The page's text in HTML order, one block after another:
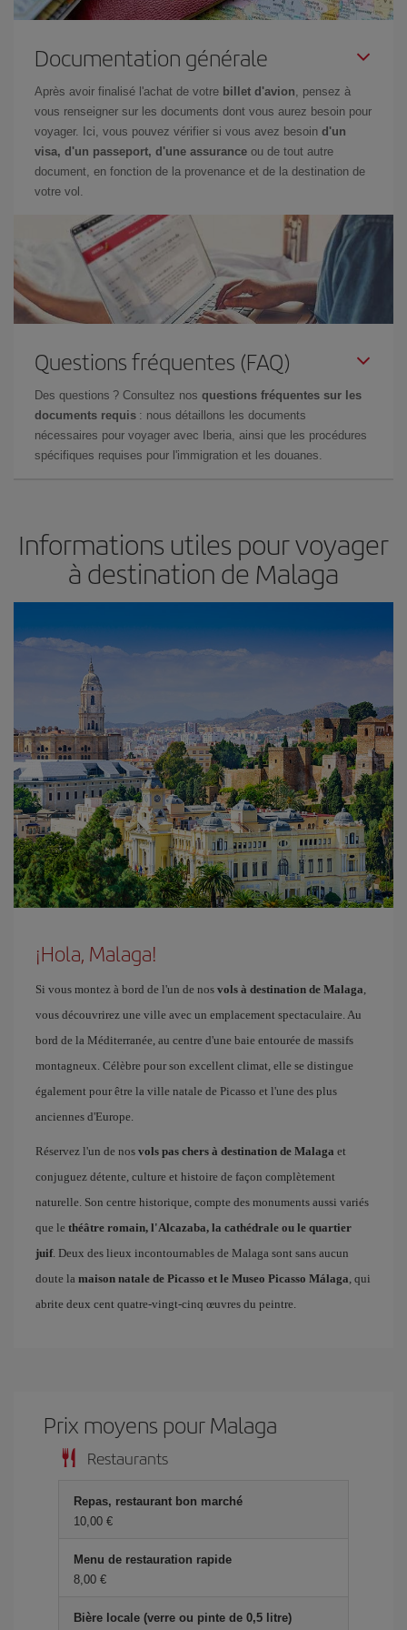
Documentation générale
Après avoir finalisé l'achat de votre billet d'avion, pensez à
vous renseigner sur les documents dont vous aurez besoin pour
voyager. Ici, vous pouvez vérifier si vous avez besoin d'un
visa, d'un passeport, d'une assurance ou de tout autre
document, en fonction de la provenance et de la destination de
votre vol.
Questions fréquentes (FAQ)
Des questions ? Consultez nos questions fréquentes sur les
documents requis : nous détaillons les documents
nécessaires pour voyager avec Iberia, ainsi que les procédures
spécifiques requises pour l'immigration et les douanes.
Informations utiles pour voyager
à destination de Malaga
¡Hola, Malaga!
Si vous montez à bord de l'un de nos vols à destination de Malaga,
vous découvrirez une ville avec un emplacement spectaculaire. Au
bord de la Méditerranée, au centre d'une baie entourée de massifs
montagneux. Célèbre pour son excellent climat, elle se distingue
également pour être la ville natale de Picasso et l'une des plus
anciennes d'Europe.
Réservez l'un de nos vols pas chers à destination de Malaga et
conjuguez détente, culture et histoire de façon complètement
naturelle. Son centre historique, compte des monuments aussi variés
que le théâtre romain, l'Alcazaba, la cathédrale ou le quartier
juif. Deux des lieux incontournables de Malaga sont sans aucun
doute la maison natale de Picasso et le Museo Picasso Málaga, qui
abrite deux cent quatre-vingt-cinq œuvres du peintre.
Prix ​​moyens pour Malaga
Restaurants
Repas, restaurant bon marché
10,00 €
Menu de restauration rapide
8,00 €
Bière locale (verre ou pinte de 0,5 litre)